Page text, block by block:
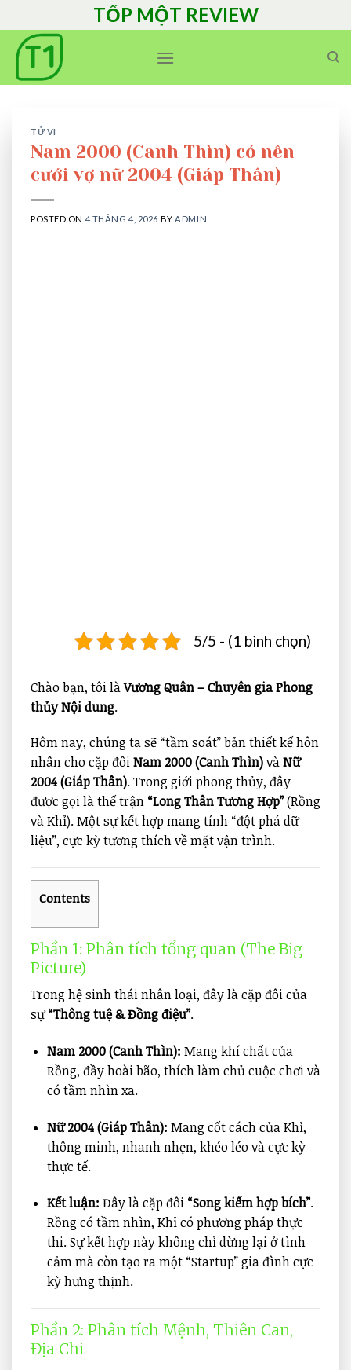
to
content
TỐP MỘT REVIEW
TỬ VI
Nam 2000 (Canh Thìn) có nên
cưới vợ nữ 2004 (Giáp Thân)
POSTED ON 4 THÁNG 4, 2026 BY ADMIN
5/5 - (1 bình chọn)
Chào bạn, tôi làVương Quân – Chuyên gia Phong
thủy Nội dung.
Hôm nay, chúng ta sẽ “tầm soát” bản thiết kế hôn
nhân cho cặp đôiNam 2000 (Canh Thìn)vàNữ
2004 (Giáp Thân). Trong giới phong thủy, đây
được gọi là thế trận “Long Thân Tương Hợp”(Rồng
và Khỉ). Một sự kết hợp mang tính “đột phá dữ
liệu”, cực kỳ tương thích về mặt vận trình.
Contents
Phần 1: Phân tích tổng quan (The Big
Picture)
Trong hệ sinh thái nhân loại, đây là cặp đôi của
sự“Thông tuệ & Đồng điệu”.
Nam 2000 (Canh Thìn): Mang khí chất của
Rồng, đầy hoài bão, thích làm chủ cuộc chơi và
có tầm nhìn xa.
Nữ 2004 (Giáp Thân): Mang cốt cách của Khỉ,
thông minh, nhanh nhẹn, khéo léo và cực kỳ
thực tế.
Kết luận: Đây là cặp đôi “Song kiếm hợp bích”.
Rồng có tầm nhìn, Khỉ có phương pháp thực
thi. Sự kết hợp này không chỉ dừng lại ở tình
cảm mà còn tạo ra một “Startup” gia đình cực
kỳ hưng thịnh.
Phần 2: Phân tích Mệnh, Thiên Can,
Địa Chi